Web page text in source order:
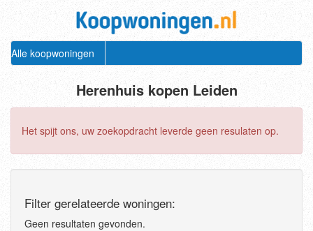
Alle koopwoningen
Herenhuis kopen Leiden
Het spijt ons, uw zoekopdracht leverde geen resulaten op.
Filter gerelateerde woningen:
Geen resultaten gevonden.